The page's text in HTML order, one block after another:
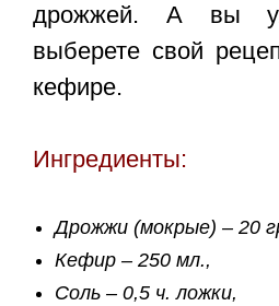
дрожжей. А вы
выберете свой
кефире.
Ингредиенты:
Дрожжи (мокрые) – 20
Кефир – 250 мл.,
Соль – 0,5 ч. ложки,